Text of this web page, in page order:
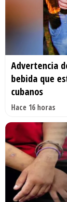
Advertencia
bebida que
cubanos
Hace 16 horas